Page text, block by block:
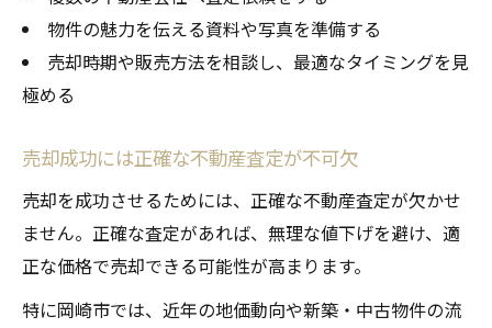
物件の魅力を伝える資料や写真を準備する
売却時期や販売方法を相談し、最適なタイミングを見
極める
売却成功には正確な不動産査定が不可欠
売却を成功させるためには、正確な不動産査定が欠かせ
ません。正確な査定があれば、無理な値下げを避け、適
正な価格で売却できる可能性が高まります。
特に岡崎市では、近年の地価動向や新築・中古物件の流